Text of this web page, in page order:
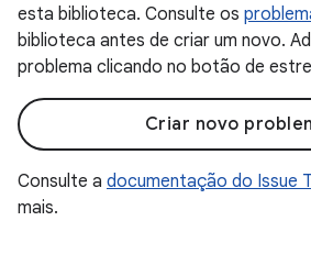
esta biblioteca. Consulte os
biblioteca antes de criar um novo.
problema clicando no botão de
Criar novo
Consulte a documentação do Issue
mais.